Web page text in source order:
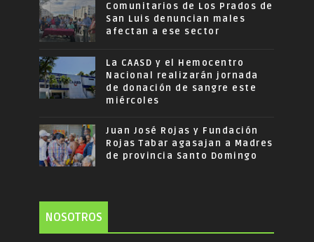
Comunitarios de Los Prados de
San Luis denuncian males
afectan a ese sector
La CAASD y el Hemocentro
Nacional realizarán jornada
de donación de sangre este
miércoles
Juan José Rojas y Fundación
Rojas Tabar agasajan a Madres
de provincia Santo Domingo
NOSOTROS